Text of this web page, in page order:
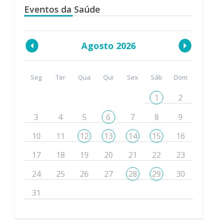
Eventos da Saúde
Agosto 2026
Seg Ter Qua Qui Sex Sáb Dom
1
2
3
4 5 6 7 8
9
10
11 12 13 14 15
16
17
18 19 20 21 22
23
24
25 26 27 28 29
30
31